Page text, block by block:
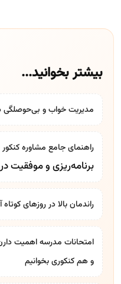
بیشتر بخوانید...
مدیریت خواب و بی‌حوصلگی
راهنمای جامع مشاوره کنکور
برنامه‌ریزی و موفقیت
راندمان بالا در روزهای
امتحانات مدرسه اهمیت
و هم کنکوری بخوانیم